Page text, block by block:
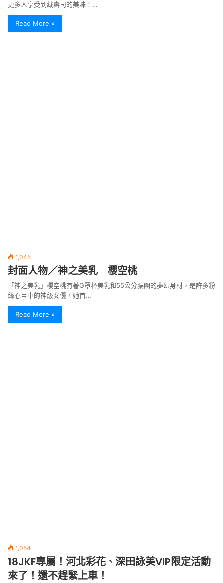
更多人享受到藏壽司的美味！…
Read More »
1,045
封面人物／神之美乳 櫻空桃
「神之美乳」櫻空桃有著G罩杯美乳和55公分腰圍的夢幻身材，是許多粉
絲心目中的神級女優，她首…
Read More »
1,054
18JKF專屬！河北彩花、深田詠美VIP限定活動
來了！還不趕緊上車！